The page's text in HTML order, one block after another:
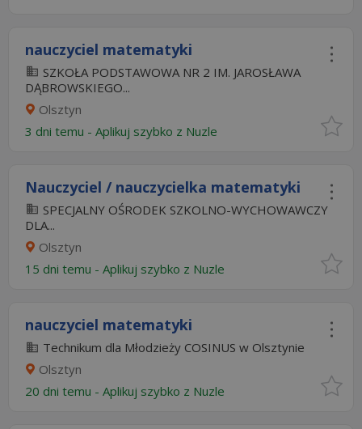
nauczyciel matematyki
SZKOŁA PODSTAWOWA NR 2 IM. JAROSŁAWA
DĄBROWSKIEGO...
Olsztyn
3 dni temu - Aplikuj szybko z Nuzle
Nauczyciel / nauczycielka matematyki
SPECJALNY OŚRODEK SZKOLNO-WYCHOWAWCZY
DLA...
Olsztyn
15 dni temu - Aplikuj szybko z Nuzle
nauczyciel matematyki
Technikum dla Młodzieży COSINUS w Olsztynie
Olsztyn
20 dni temu - Aplikuj szybko z Nuzle